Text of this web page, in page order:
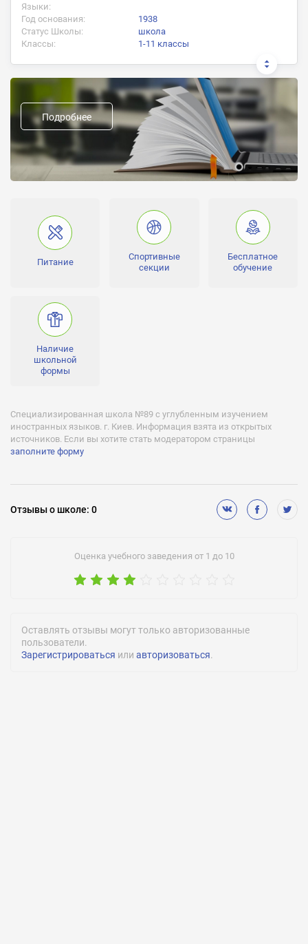
Языки:
Год основания:
1938
Статус Школы:
школа
Классы:
1-11 классы
Документ об окончании:
Аттестат о полном среднем образовании
Предыдущие названия:
Форма обучения:
дневное
Углубленное изучение:
иностранного языка
Подробнее
Питание
Спортивные
секции
Бесплатное
обучение
Наличие
школьной
формы
Специализированная школа №89 с углубленным изучением
иностранных языков. г. Киев. Информация взята из открытых
источников. Если вы хотите стать модератором страницы
заполните форму
Отзывыо школе: 0
Оценка учебного заведения от 1 до 10
Оставлять отзывы могут только авторизованные
пользователи.
Зарегистрироваться или авторизоваться.